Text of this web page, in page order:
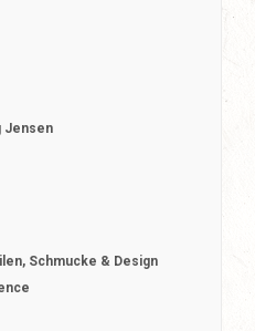
Jensen
Schmucke & Design